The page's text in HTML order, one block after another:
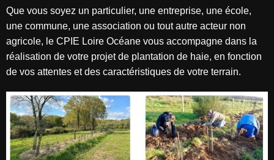
Que vous soyez un particulier, une entreprise, une école,
une commune, une association ou tout autre acteur non
agricole, le CPIE Loire Océane vous accompagne dans la
réalisation de votre projet de plantation de haie, en fonction
de vos attentes et des caractéristiques de votre terrain.